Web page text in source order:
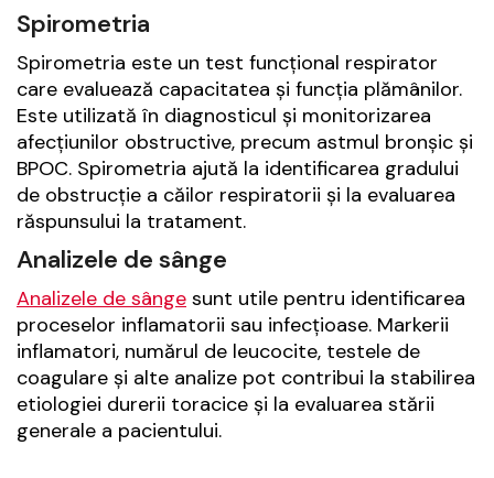
Spirometria
Spirometria este un test funcțional respirator
care evaluează capacitatea și funcția plămânilor.
Este utilizată în diagnosticul și monitorizarea
afecțiunilor obstructive, precum astmul bronșic și
BPOC. Spirometria ajută la identificarea gradului
de obstrucție a căilor respiratorii și la evaluarea
răspunsului la tratament.
Analizele de sânge
Analizele de sânge sunt utile pentru identificarea
proceselor inflamatorii sau infecțioase. Markerii
inflamatori, numărul de leucocite, testele de
coagulare și alte analize pot contribui la stabilirea
etiologiei durerii toracice și la evaluarea stării
generale a pacientului.